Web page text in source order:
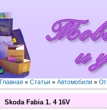
Главная » Статьи » Автомобили »
Skoda Fabia 1. 4 16V